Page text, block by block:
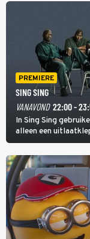
PREMIERE
SING SING
VANAVOND 22:00 -
In Sing Sing
alleen een